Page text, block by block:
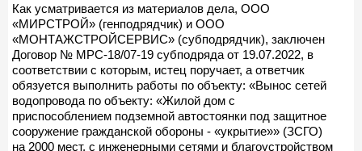
Как усматривается из материалов дела, ООО
«МИРСТРОЙ» (генподрядчик) и ООО
«МОНТАЖСТРОЙСЕРВИС» (субподрядчик), заключен
Договор № МРС-18/07-19 субподряда от 19.07.2022, в
соответствии с которым, истец поручает, а ответчик
обязуется выполнить работы по объекту: «Вынос сетей
водопровода по объекту: «Жилой дом с
приспособлением подземной автостоянки под защитное
сооружение гражданской обороны - «укрытие»» (ЗСГО)
на 2000 мест, с инженерными сетями и благоустройством